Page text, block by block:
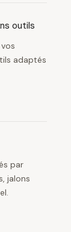
outils
adaptés
par
jalons